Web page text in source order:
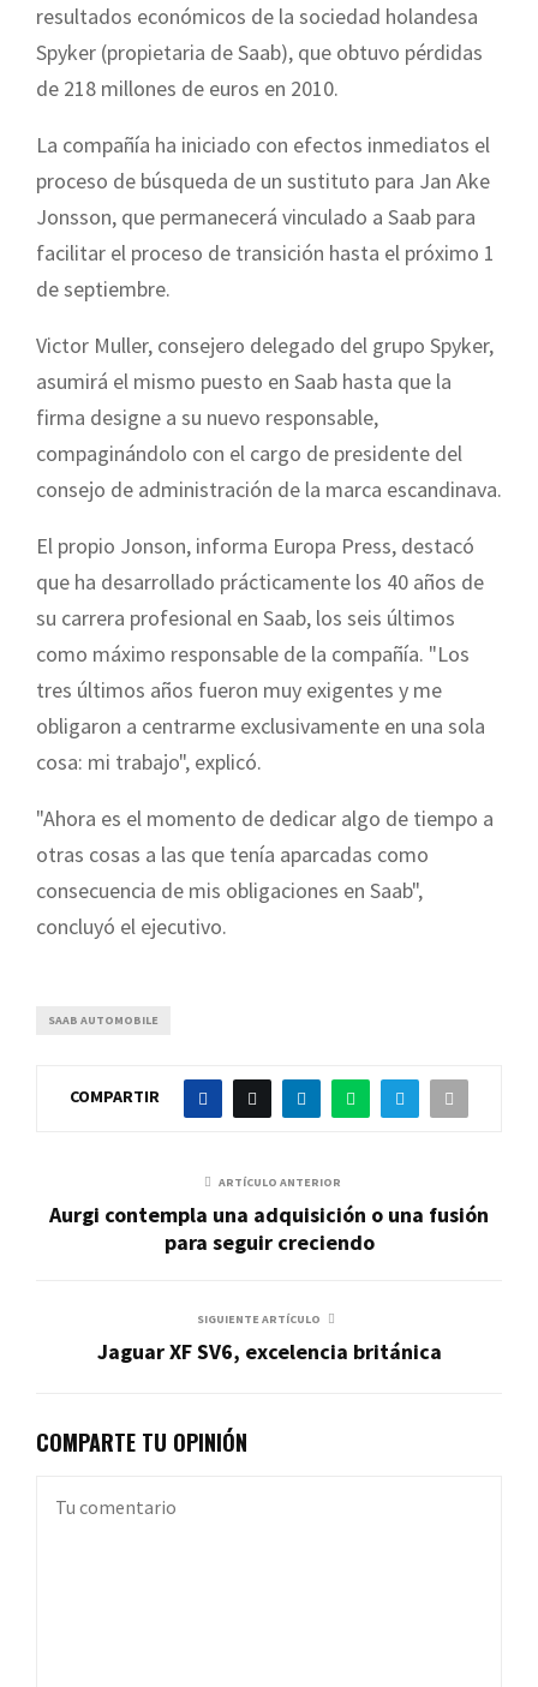
resultados económicos de la sociedad holandesa
Spyker (propietaria de Saab), que obtuvo pérdidas
de 218 millones de euros en 2010.
La compañía ha iniciado con efectos inmediatos el
proceso de búsqueda de un sustituto para Jan Ake
Jonsson, que permanecerá vinculado a Saab para
facilitar el proceso de transición hasta el próximo 1
de septiembre.
Victor Muller, consejero delegado del grupo Spyker,
asumirá el mismo puesto en Saab hasta que la
firma designe a su nuevo responsable,
compaginándolo con el cargo de presidente del
consejo de administración de la marca escandinava.
El propio Jonson, informa Europa Press, destacó
que ha desarrollado prácticamente los 40 años de
su carrera profesional en Saab, los seis últimos
como máximo responsable de la compañía. "Los
tres últimos años fueron muy exigentes y me
obligaron a centrarme exclusivamente en una sola
cosa: mi trabajo", explicó.
"Ahora es el momento de dedicar algo de tiempo a
otras cosas a las que tenía aparcadas como
consecuencia de mis obligaciones en Saab",
concluyó el ejecutivo.
SAAB AUTOMOBILE
COMPARTIR
ARTÍCULO ANTERIOR
Aurgi contempla una adquisición o una fusión
para seguir creciendo
SIGUIENTE ARTÍCULO
Jaguar XF SV6, excelencia británica
COMPARTE TU OPINIÓN